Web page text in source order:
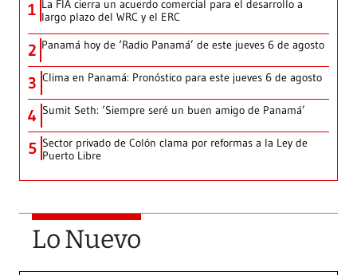
1 La FIA cierra un acuerdo comercial para el desarrollo a
largo plazo del WRC y el ERC
2 Panamá hoy de ‘Radio Panamá’ de este jueves 6 de agosto
3 Clima en Panamá: Pronóstico para este jueves 6 de agosto
4 Sumit Seth: ‘Siempre seré un buen amigo de Panamá’
5 Sector privado de Colón clama por reformas a la Ley de
Puerto Libre
Lo Nuevo